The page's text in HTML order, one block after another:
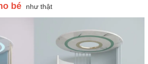
bé như thật